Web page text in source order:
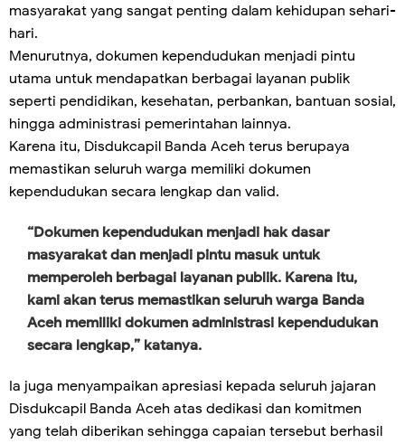
masyarakat yang sangat penting dalam kehidupan sehari-
hari.
Menurutnya, dokumen kependudukan menjadi pintu
utama untuk mendapatkan berbagai layanan publik
seperti pendidikan, kesehatan, perbankan, bantuan sosial,
hingga administrasi pemerintahan lainnya.
Karena itu, Disdukcapil Banda Aceh terus berupaya
memastikan seluruh warga memiliki dokumen
kependudukan secara lengkap dan valid.
“Dokumen kependudukan menjadi hak dasar
masyarakat dan menjadi pintu masuk untuk
memperoleh berbagai layanan publik. Karena itu,
kami akan terus memastikan seluruh warga Banda
Aceh memiliki dokumen administrasi kependudukan
secara lengkap,” katanya.
Ia juga menyampaikan apresiasi kepada seluruh jajaran
Disdukcapil Banda Aceh atas dedikasi dan komitmen
yang telah diberikan sehingga capaian tersebut berhasil